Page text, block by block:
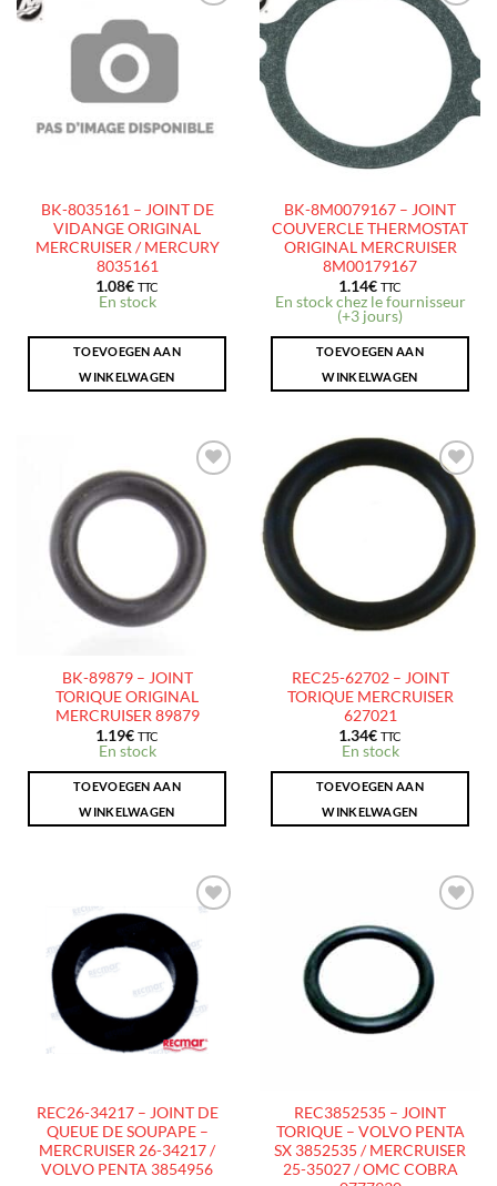
À LA
BK-8035161 – JOINT DE
VIDANGE ORIGINAL
MERCRUISER / MERCURY
8035161
1.08€ TTC
En stock
TOEVOEGEN AAN
WINKELWAGEN
AJOUTER
D’ENVIES
BK-8M0079167 – JOINT
COUVERCLE THERMOSTAT
ORIGINAL MERCRUISER
8M00179167
1.14€ TTC
En stock chez le fournisseur
(+3 jours)
TOEVOEGEN AAN
WINKELWAGEN
AJOUTER
À LA
LISTE
D’ENVIES
BK-89879 – JOINT
TORIQUE ORIGINAL
MERCRUISER 89879
1.19€ TTC
En stock
TOEVOEGEN AAN
WINKELWAGEN
AJOUTER
D’ENVIES
REC25-62702 – JOINT
TORIQUE MERCRUISER
627021
1.34€ TTC
En stock
TOEVOEGEN AAN
WINKELWAGEN
AJOUTER
À LA
LISTE
D’ENVIES
REC26-34217 – JOINT DE
QUEUE DE SOUPAPE –
MERCRUISER 26-34217 /
VOLVO PENTA 3854956
AJOUTER
À LA
LISTE
D’ENVIES
REC3852535 – JOINT
TORIQUE – VOLVO PENTA
SX 3852535 / MERCRUISER
25-35027 / OMC COBRA